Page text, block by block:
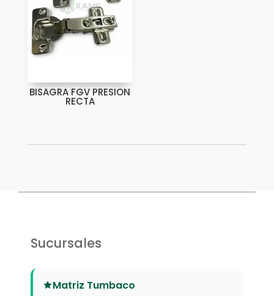
BISAGRA FGV PRESION
RECTA
Sucursales
Matriz Tumbaco